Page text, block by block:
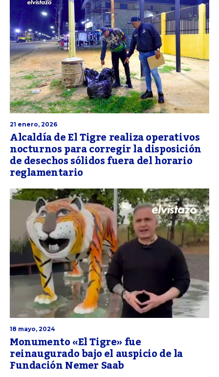
21 enero, 2026
Alcaldía de El Tigre realiza operativos
nocturnos para corregir la disposición
de desechos sólidos fuera del horario
reglamentario
18 mayo, 2024
Monumento «El Tigre» fue
reinaugurado bajo el auspicio de la
Fundación Nemer Saab